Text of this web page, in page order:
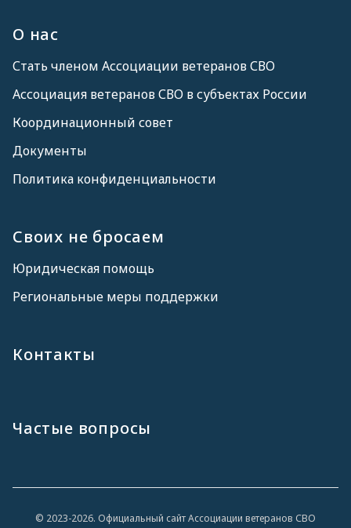
О нас
Стать членом Ассоциации ветеранов СВО
Ассоциация ветеранов СВО в субъектах России
Координационный совет
Документы
Политика конфиденциальности
Своих не бросаем
Юридическая помощь
Региональные меры поддержки
Контакты
Частые вопросы
© 2023-2026. Официальный сайт Ассоциации ветеранов СВО